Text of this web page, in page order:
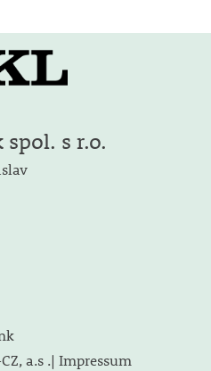
s r.o.
a.s .| Impressum